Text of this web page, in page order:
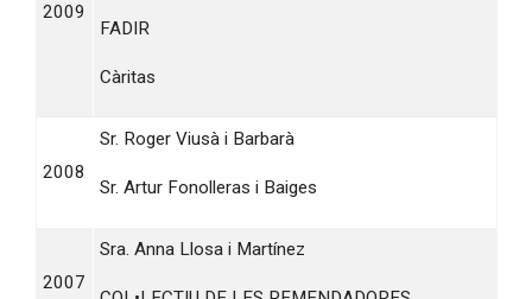
2009
FADIR
Càritas
2008
Sr. Roger Viusà i Barbarà
Sr. Artur Fonolleras i Baiges
2007
Sra. Anna Llosa i Martínez